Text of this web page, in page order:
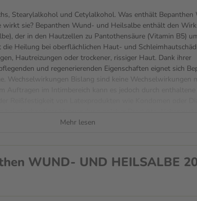
Stearylalkohol und Cetylalkohol. Was enthält Bepanthen
wirkt sie? Bepanthen Wund- und Heilsalbe enthält den
der in den Hautzellen zu Pantothensäure (Vitamin B5)
Heilung bei oberflächlichen Haut- und
Hautreizungen oder trockener, rissiger Haut. Dank ihrer
und regenerierenden Eigenschaften eignet sich
Wechselwirkungen Bislang sind keine Wechselwirkungen
Hautreaktionen wie Juckreiz, Rötungen,
ein- bis mehrmals täglich dünn auf die betroffenen
auf Haut und Schleimhäuten. Die Dauer der
Mehr lesen
WUND- UND HEILSALBE